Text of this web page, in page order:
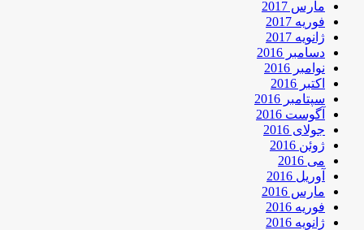
مارس 2017
فوریه 2017
ژانویه 2017
دسامبر 2016
نوامبر 2016
اکتبر 2016
سپتامبر 2016
آگوست 2016
جولای 2016
ژوئن 2016
می 2016
آوریل 2016
مارس 2016
فوریه 2016
ژانویه 2016